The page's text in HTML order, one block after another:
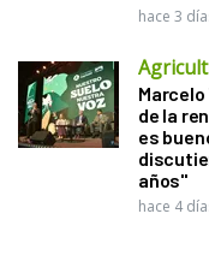
hace 3
de la
es
años"
hace 4